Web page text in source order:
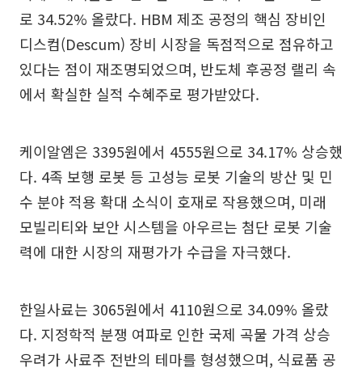
로 34.52% 올랐다. HBM 제조 공정의 핵심 장비인
디스컴(Descum) 장비 시장을 독점적으로 점유하고
있다는 점이 재조명되었으며, 반도체 후공정 랠리 속
에서 확실한 실적 수혜주로 평가받았다.
케이알엠은 3395원에서 4555원으로 34.17% 상승했
다. 4족 보행 로봇 등 고성능 로봇 기술의 방산 및 민
수 분야 적용 확대 소식이 호재로 작용했으며, 미래
모빌리티와 보안 시스템을 아우르는 첨단 로봇 기술
력에 대한 시장의 재평가가 수급을 자극했다.
한일사료는 3065원에서 4110원으로 34.09% 올랐
다. 지정학적 분쟁 여파로 인한 국제 곡물 가격 상승
우려가 사료주 전반의 테마를 형성했으며, 식료품 공